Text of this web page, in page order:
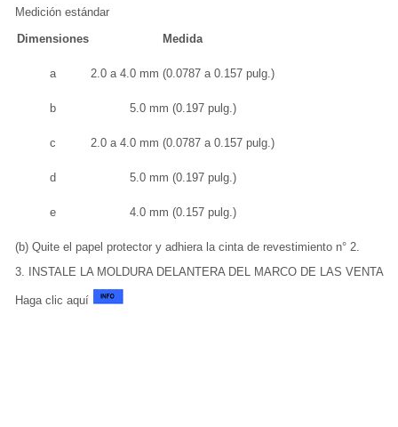
Medición estándar
Dimensiones
Medida
a 2.0 a 4.0 mm (0.0787 a 0.157 pulg.)
b 5.0 mm (0.197 pulg.)
c 2.0 a 4.0 mm (0.0787 a 0.157 pulg.)
d 5.0 mm (0.197 pulg.)
e 4.0 mm (0.157 pulg.)
(b) Quite el papel protector y adhiera la cinta de revestimiento n° 2.
3. INSTALE LA MOLDURA DELANTERA DEL MARCO DE LAS
Haga clic aquí